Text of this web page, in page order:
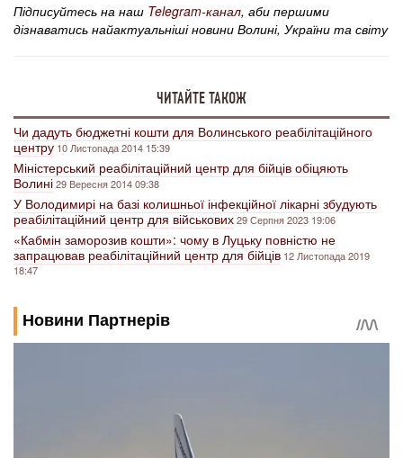
Підписуйтесь на наш Telegram-канал, аби першими
дізнаватись найактуальніші новини Волині, України та світу
ЧИТАЙТЕ ТАКОЖ
Чи дадуть бюджетні кошти для Волинського реабілітаційного
центру 10 Листопада 2014 15:39
Міністерський реабілітаційний центр для бійців обіцяють
Волині29 Вересня 2014 09:38
У Володимирі на базі колишньої інфекційної лікарні збудують
реабілітаційний центр для військових29 Серпня 2023 19:06
«Кабмін заморозив кошти»: чому в Луцьку повністю не
запрацював реабілітаційний центр для бійців 12 Листопада 2019
18:47